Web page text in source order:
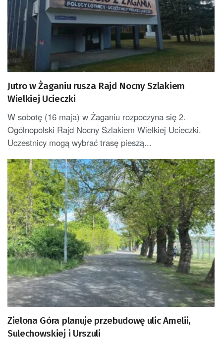
Jutro w Żaganiu rusza Rajd Nocny Szlakiem
Wielkiej Ucieczki
W sobotę (16 maja) w Żaganiu rozpoczyna się 2.
Ogólnopolski Rajd Nocny Szlakiem Wielkiej Ucieczki.
Uczestnicy mogą wybrać trasę pieszą...
Zielona Góra planuje przebudowę ulic Amelii,
Sulechowskiej i Urszuli